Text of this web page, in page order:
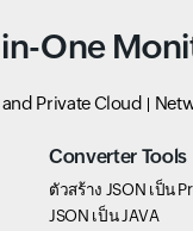
One
Private Cloud
Converter Tools
ตัวสร้าง JSON เป็น
JSON เป็น JAVA